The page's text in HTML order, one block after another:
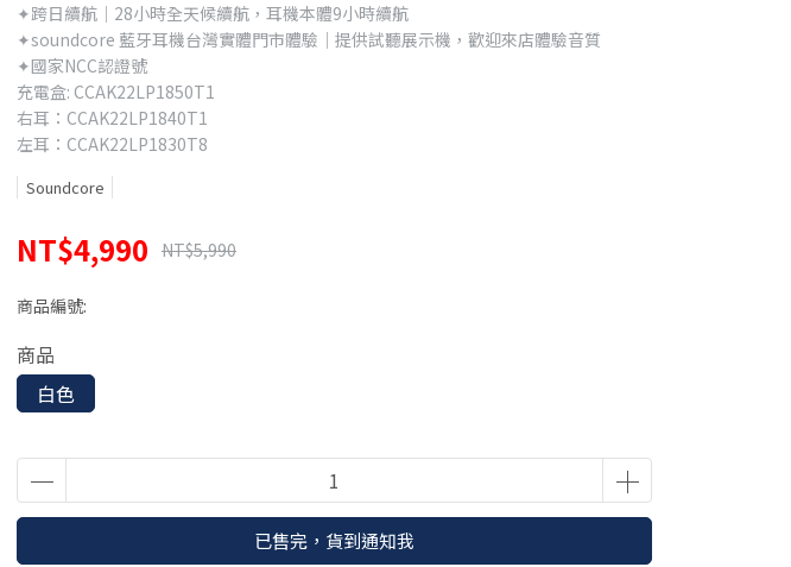
✦跨日續航｜28小時全天候續航，耳機本體9小時續航
✦soundcore 藍牙耳機台灣實體門市體驗｜提供試聽展示機，歡迎來店體驗音質
✦國家NCC認證號
充電盒: CCAK22LP1850T1
右耳：CCAK22LP1840T1
左耳：CCAK22LP1830T8
Soundcore
NT$4,990 NT$5,990
商品編號:
商品
白色
已售完，貨到通知我